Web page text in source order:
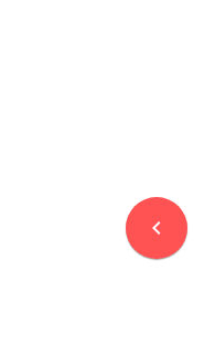
navigate_before